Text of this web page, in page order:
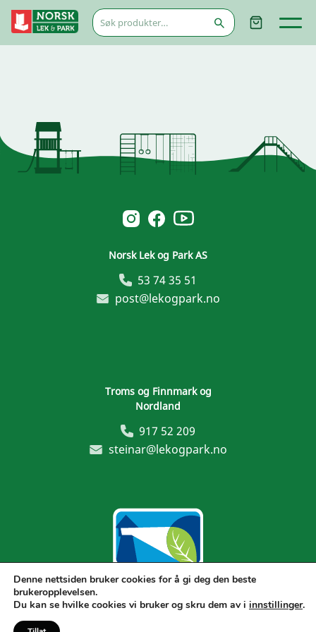
Søk
etter:
Norsk Leg & Park instagram
Norsk Leg & Park facebook
Norsk Leg & Park youtube
Norsk Lek og Park AS
53 74 35 51
post@lekogpark.no
Troms og Finnmark og
Nordland
917 52 209
steinar@lekogpark.no
Denne nettsiden bruker cookies for å gi deg den beste
brukeropplevelsen.
Du kan se hvilke cookies vi bruker og skru dem av i innstillinger.